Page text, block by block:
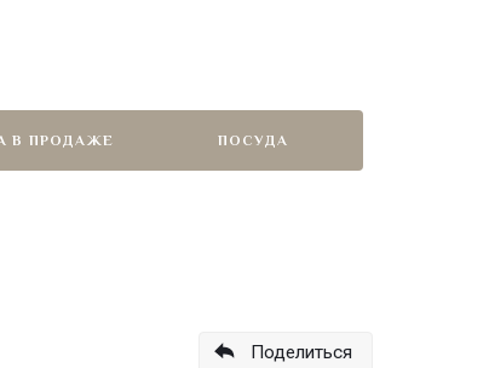
В ПРОДАЖЕ ПОСУДА
Поделиться